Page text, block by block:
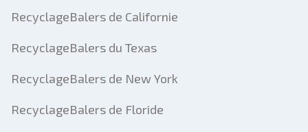
RecyclageBalers de Californie
RecyclageBalers du Texas
RecyclageBalers de New York
RecyclageBalers de Floride